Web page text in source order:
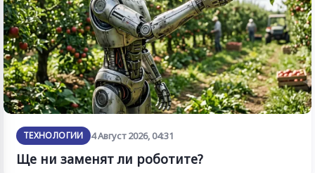
ТЕХНОЛОГИИ 4 Август 2026, 04:31
Ще ни заменят ли роботите?